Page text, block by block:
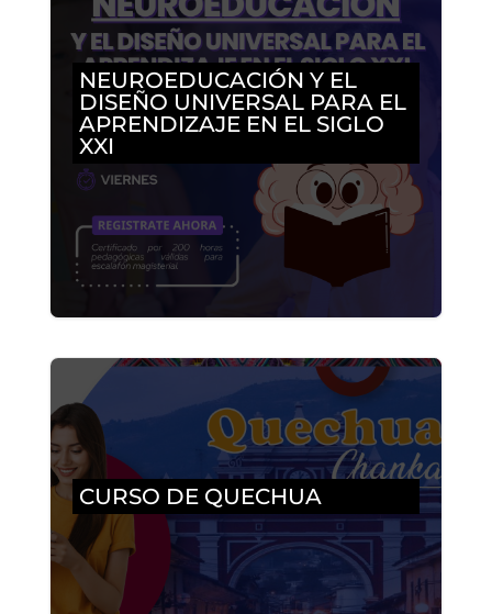
NEUROEDUCACIÓN Y EL
DISEÑO UNIVERSAL PARA EL
APRENDIZAJE EN EL SIGLO
XXI
CURSO DE QUECHUA